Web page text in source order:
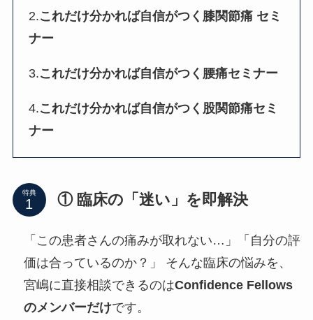
2.これだけ分かれば自信がつく膝関節痛 セミ
ナー
3.これだけ分かれば自信がつく腰痛セミナー
4.これだけ分かれば自信がつく股関節痛セミ
ナー
特典 ① 臨床の「迷い」を即解決
「この患者さんの痛みが取れない…」「自分の評
価は合っているのか？」 そんな臨床の悩みを、
宮嶋に直接相談できるのはConfidence Fellows
のメンバーだけです。